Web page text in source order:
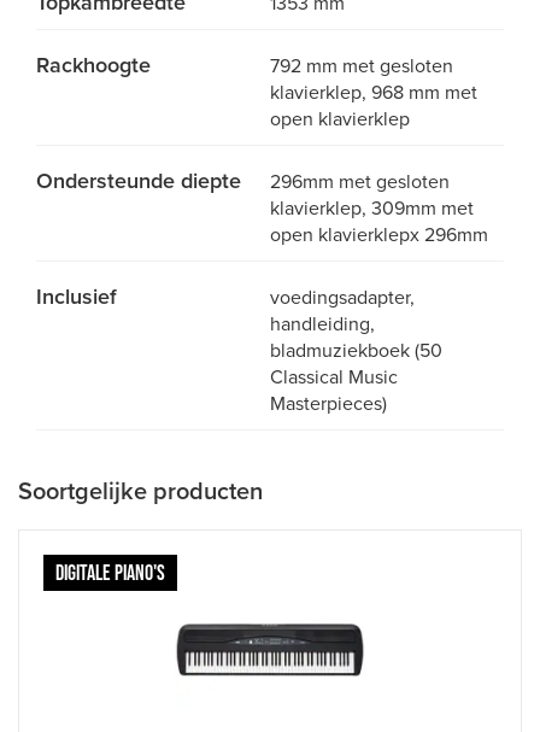
Rackhoogte
792 mm met gesloten
klavierklep, 968 mm met
open klavierklep
Ondersteunde diepte
296mm met gesloten
klavierklep, 309mm met
open klavierklepx 296mm
Inclusief
voedingsadapter,
handleiding,
bladmuziekboek (50
Classical Music
Masterpieces)
Soortgelijke producten
DIGITALE PIANO'S